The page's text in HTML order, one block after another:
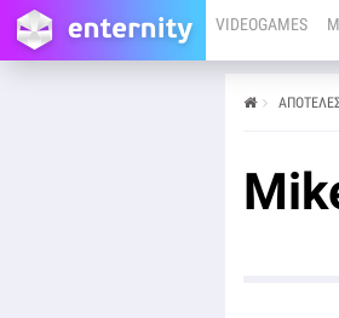
VIDEOGAMES